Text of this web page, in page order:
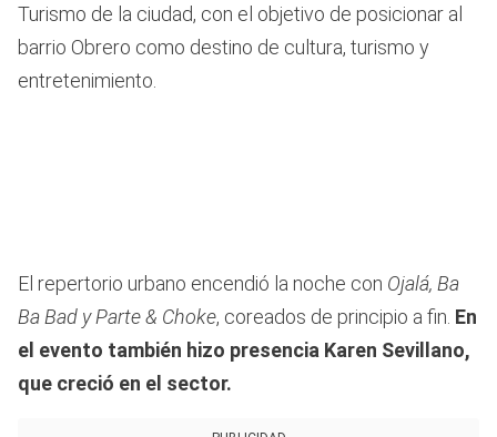
Turismo de la ciudad, con el objetivo de posicionar al
barrio Obrero como destino de cultura, turismo y
entretenimiento.
El repertorio urbano encendió la noche con Ojalá, Ba
Ba Bad y Parte & Choke, coreados de principio a fin. En
el evento también hizo presencia Karen Sevillano,
que creció en el sector.